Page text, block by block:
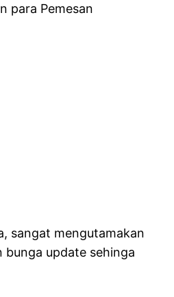
para Pemesan
sangat mengutamakan
bunga update sehinga